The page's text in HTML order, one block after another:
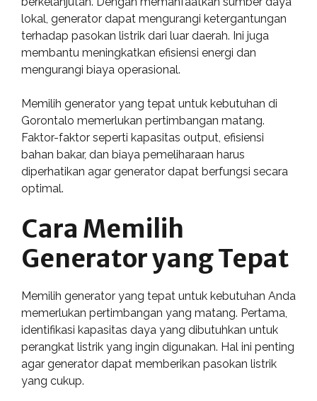
lokal, generator dapat mengurangi ketergantungan
terhadap pasokan listrik dari luar daerah. Ini juga
membantu meningkatkan efisiensi energi dan
mengurangi biaya operasional.
Memilih generator yang tepat untuk kebutuhan di
Gorontalo memerlukan pertimbangan matang.
Faktor-faktor seperti kapasitas output, efisiensi
bahan bakar, dan biaya pemeliharaan harus
diperhatikan agar generator dapat berfungsi secara
optimal.
Cara Memilih
Generator yang Tepat
Memilih generator yang tepat untuk kebutuhan Anda
memerlukan pertimbangan yang matang. Pertama,
identifikasi kapasitas daya yang dibutuhkan untuk
perangkat listrik yang ingin digunakan. Hal ini penting
agar generator dapat memberikan pasokan listrik
yang cukup.